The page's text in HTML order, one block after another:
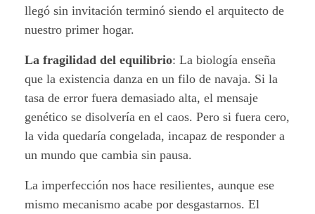
llegó sin invitación terminó siendo el arquitecto de
nuestro primer hogar.
La fragilidad del equilibrio: La biología enseña
que la existencia danza en un filo de navaja. Si la
tasa de error fuera demasiado alta, el mensaje
genético se disolvería en el caos. Pero si fuera cero,
la vida quedaría congelada, incapaz de responder a
un mundo que cambia sin pausa.
La imperfección nos hace resilientes, aunque ese
mismo mecanismo acabe por desgastarnos. El